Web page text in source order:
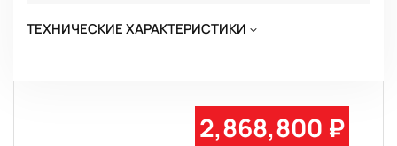
ТЕХНИЧЕСКИЕ ХАРАКТЕРИСТИКИ
2,868,800 ₽